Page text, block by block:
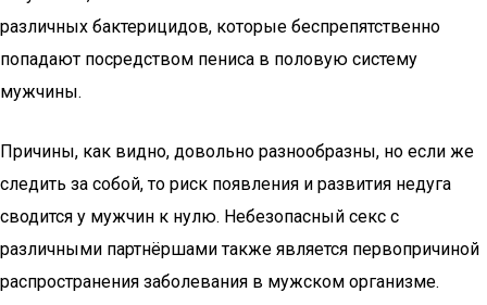
различных бактерицидов, которые беспрепятственно
попадают посредством пениса в половую систему
мужчины.
Причины, как видно, довольно разнообразны, но если же
следить за собой, то риск появления и развития недуга
сводится у мужчин к нулю. Небезопасный секс с
различными партнёршами также является первопричиной
распространения заболевания в мужском организме.